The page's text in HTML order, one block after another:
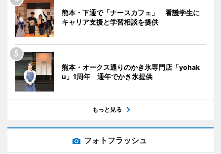
熊本・下通で「ナースカフェ」 看護学生に
キャリア支援と学習相談を提供
熊本・オークス通りのかき氷専門店「yohak
u」1周年 通年でかき氷提供
もっと見る
フォトフラッシュ